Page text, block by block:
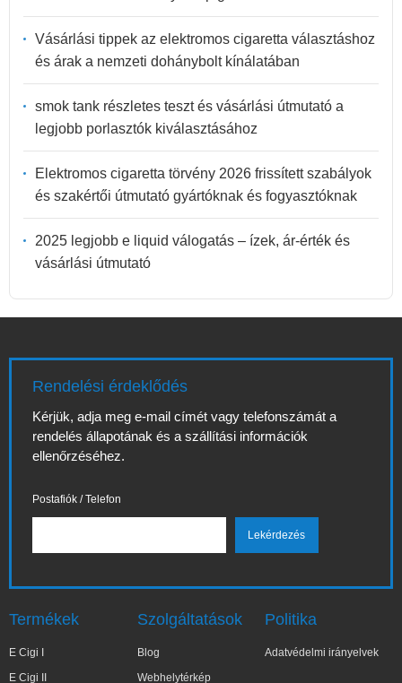
Vásárlási tippek az elektromos cigaretta választáshoz
és árak a nemzeti dohánybolt kínálatában
smok tank részletes teszt és vásárlási útmutató a
legjobb porlasztók kiválasztásához
Elektromos cigaretta törvény 2026 frissített szabályok
és szakértői útmutató gyártóknak és fogyasztóknak
2025 legjobb e liquid válogatás – ízek, ár-érték és
vásárlási útmutató
Rendelési érdeklődés
Kérjük, adja meg e-mail címét vagy telefonszámát a
rendelés állapotának és a szállítási információk
ellenőrzéséhez.
Postafiók / Telefon
Termékek
E Cigi I
E Cigi II
Szolgáltatások
Blog
Webhelytérkép
Politika
Adatvédelmi irányelvek